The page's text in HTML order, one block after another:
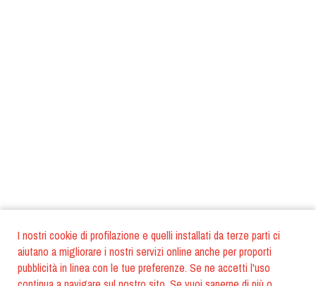
I nostri cookie di profilazione e quelli installati da terze parti ci
aiutano a migliorare i nostri servizi online anche per proporti
pubblicità in linea con le tue preferenze. Se ne accetti l'uso